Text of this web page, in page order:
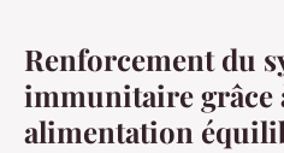
Renforcement du
immunitaire grâce
alimentation